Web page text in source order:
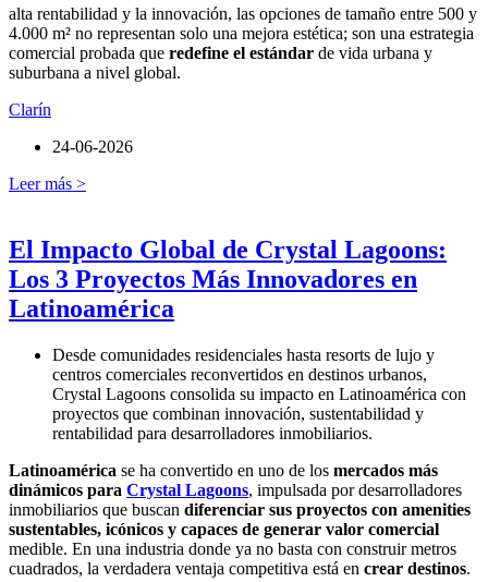
alta rentabilidad y la innovación, las opciones de tamaño entre 500 y
4.000 m² no representan solo una mejora estética; son una estrategia
comercial probada que redefine el estándar de vida urbana y
suburbana a nivel global.
Clarín
24-06-2026
Leer más >
El Impacto Global de Crystal Lagoons:
Los 3 Proyectos Más Innovadores en
Latinoamérica
Desde comunidades residenciales hasta resorts de lujo y
centros comerciales reconvertidos en destinos urbanos,
Crystal Lagoons consolida su impacto en Latinoamérica con
proyectos que combinan innovación, sustentabilidad y
rentabilidad para desarrolladores inmobiliarios.
Latinoamérica se ha convertido en uno de los mercados más
dinámicos para Crystal Lagoons, impulsada por desarrolladores
inmobiliarios que buscan diferenciar sus proyectos con amenities
sustentables, icónicos y capaces de generar valor comercial
medible. En una industria donde ya no basta con construir metros
cuadrados, la verdadera ventaja competitiva está en crear destinos.